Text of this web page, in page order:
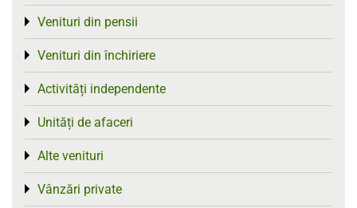
Venituri din pensii
Toggle menu
Venituri din închiriere
Toggle menu
Activități independente
Toggle menu
Unități de afaceri
Toggle menu
Alte venituri
Toggle menu
Vânzări private
Toggle menu